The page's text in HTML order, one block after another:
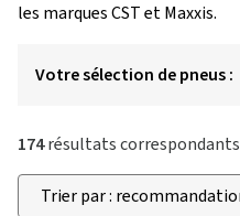
les marques CST et Maxxis.
Votre sélection de pneus :
174résultats correspondants